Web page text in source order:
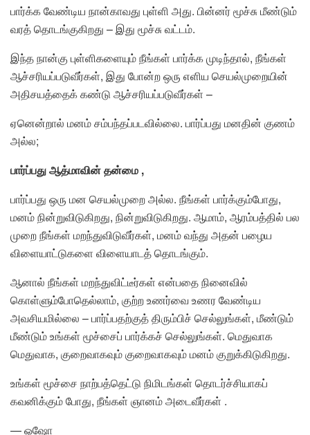
பார்க்க வேண்டிய நான்காவது புள்ளி அது. பின்னர் மூச்சு மீண்டும்
வரத் தொடங்குகிறது – இது மூச்சு வட்டம்.
இந்த நான்கு புள்ளிகளையும் நீங்கள் பார்க்க முடிந்தால், நீங்கள்
ஆச்சரியப்படுவீர்கள், இது போன்ற ஒரு எளிய செயல்முறையின்
அதிசயத்தைக் கண்டு ஆச்சரியப்படுவீர்கள் –
ஏனென்றால் மனம் சம்பந்தப்படவில்லை. பார்ப்பது மனதின் குணம்
அல்ல;
பார்ப்பது ஆத்மாவின் தன்மை ,
பார்ப்பது ஒரு மன செயல்முறை அல்ல. நீங்கள் பார்க்கும்போது, ​​
மனம் நின்றுவிடுகிறது, நின்றுவிடுகிறது. ஆமாம், ஆரம்பத்தில் பல
முறை நீங்கள் மறந்துவிடுவீர்கள், மனம் வந்து அதன் பழைய
விளையாட்டுகளை விளையாடத் தொடங்கும்.
ஆனால் நீங்கள் மறந்துவிட்டீர்கள் என்பதை நினைவில்
கொள்ளும்போதெல்லாம், குற்ற உணர்வை உணர வேண்டிய
அவசியமில்லை – பார்ப்பதற்குத் திரும்பிச் செல்லுங்கள், மீண்டும்
மீண்டும் உங்கள் மூச்சைப் பார்க்கச் செல்லுங்கள். மெதுவாக
மெதுவாக, குறைவாகவும் குறைவாகவும் மனம் குறுக்கிடுகிறது.
உங்கள் மூச்சை நாற்பத்தெட்டு நிமிடங்கள் தொடர்ச்சியாகப்
கவனிக்கும் போது, ​​நீங்கள் ஞானம் அடைவீர்கள் .
— ஓஷோ